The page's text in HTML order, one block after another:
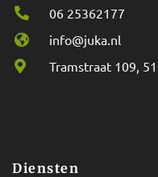
06 25362177
info@juka.nl
Tramstraat 109,
Diensten